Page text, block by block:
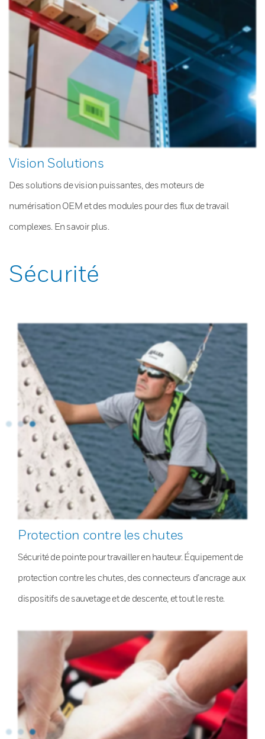
Vision Solutions
Des solutions de vision puissantes, des moteurs de
numérisation OEM et des modules pour des flux de travail
complexes. En savoir plus.
Sécurité
Protection contre les chutes
Sécurité de pointe pour travailler en hauteur. Équipement de
protection contre les chutes, des connecteurs d’ancrage aux
dispositifs de sauvetage et de descente, et tout le reste.